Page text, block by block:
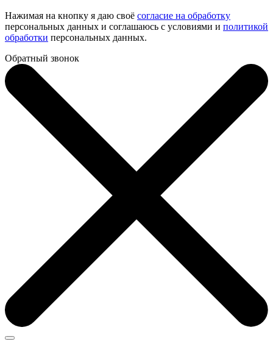
Нажимая на кнопку я даю своё согласие на обработку
персональных данных и соглашаюсь с условиями и политикой
обработки персональных данных.
Обратный звонок